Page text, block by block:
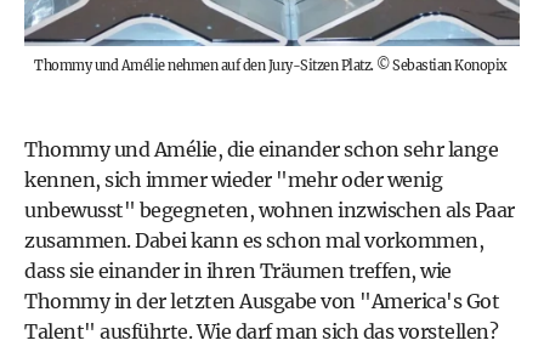
Thommy und Amélie nehmen auf den Jury-Sitzen Platz. ©Sebastian Konopix
Thommy und Amélie, die einander schon sehr lange
kennen, sich immer wieder "mehr oder wenig
unbewusst" begegneten, wohnen inzwischen als Paar
zusammen. Dabei kann es schon mal vorkommen,
dass sie einander in ihren Träumen treffen, wie
Thommy in der letzten Ausgabe von "America's Got
Talent" ausführte. Wie darf man sich das vorstellen?